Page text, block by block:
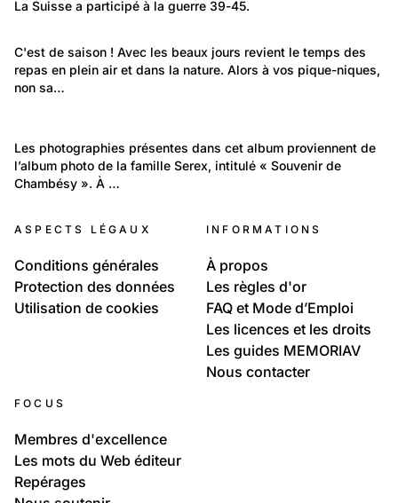
actions suisses
La Suisse a participé à la guerre 39-45.
Temps libre et culture: Loisirs
Pique-nique
C'est de saison ! Avec les beaux jours revient le temps des
repas en plein air et dans la nature. Alors à vos pique-niques,
non sa…
Tracteurs
Portraits: Une vie
Fonds de la famille Cujean-Serex
Les photographies présentes dans cet album proviennent de
l’album photo de la famille Serex, intitulé « Souvenir de
Chambésy ». À …
ASPECTS LÉGAUX
Conditions générales
Protection des données
Utilisation de cookies
INFORMATIONS
À propos
Les règles d'or
FAQ et Mode d’Emploi
Les licences et les droits
Les guides MEMORIAV
Nous contacter
FOCUS
Membres d'excellence
Les mots du Web éditeur
Repérages